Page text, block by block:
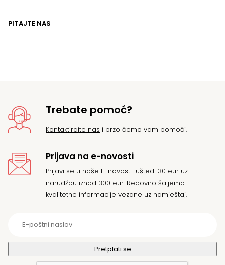
PITAJTE NAS
Trebate pomoć?
Kontaktirajte nas i brzo ćemo vam pomoći.
Prijava na e-novosti
Prijavi se u naše E-novost i uštedi 30 eur uz
narudžbu iznad 300 eur. Redovno šaljemo
kvalitetne informacije vezane uz namještaj.